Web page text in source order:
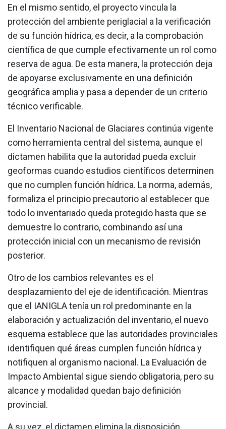
En el mismo sentido, el proyecto vincula la
protección del ambiente periglacial a la verificación
de su función hídrica, es decir, a la comprobación
científica de que cumple efectivamente un rol como
reserva de agua. De esta manera, la protección deja
de apoyarse exclusivamente en una definición
geográfica amplia y pasa a depender de un criterio
técnico verificable.
El Inventario Nacional de Glaciares continúa vigente
como herramienta central del sistema, aunque el
dictamen habilita que la autoridad pueda excluir
geoformas cuando estudios científicos determinen
que no cumplen función hídrica. La norma, además,
formaliza el principio precautorio al establecer que
todo lo inventariado queda protegido hasta que se
demuestre lo contrario, combinando así una
protección inicial con un mecanismo de revisión
posterior.
Otro de los cambios relevantes es el
desplazamiento del eje de identificación. Mientras
que el IANIGLA tenía un rol predominante en la
elaboración y actualización del inventario, el nuevo
esquema establece que las autoridades provinciales
identifiquen qué áreas cumplen función hídrica y
notifiquen al organismo nacional. La Evaluación de
Impacto Ambiental sigue siendo obligatoria, pero su
alcance y modalidad quedan bajo definición
provincial.
A su vez, el dictamen elimina la disposición